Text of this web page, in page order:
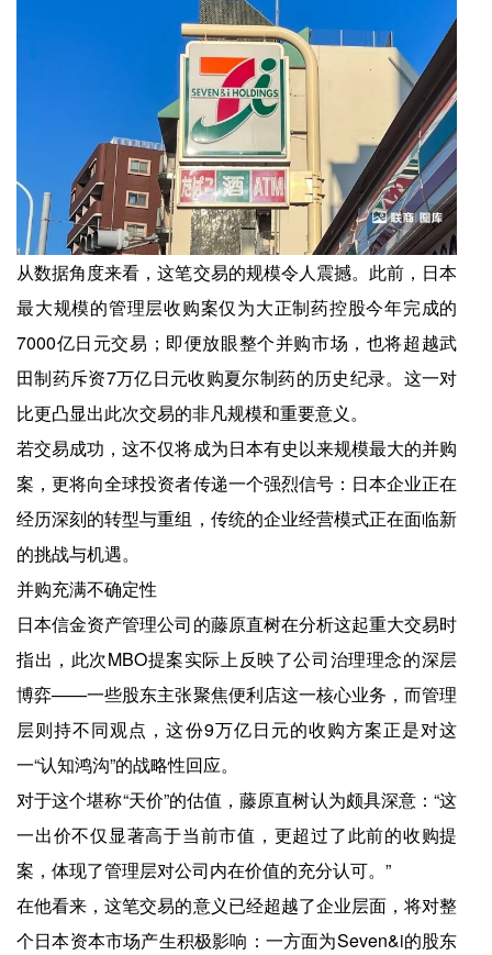
从数据角度来看，这笔交易的规模令人震撼。此前，日本
最大规模的管理层收购案仅为大正制药控股今年完成的
7000亿日元交易；即便放眼整个并购市场，也将超越武
田制药斥资7万亿日元收购夏尔制药的历史纪录。这一对
比更凸显出此次交易的非凡规模和重要意义。
若交易成功，这不仅将成为日本有史以来规模最大的并购
案，更将向全球投资者传递一个强烈信号：日本企业正在
经历深刻的转型与重组，传统的企业经营模式正在面临新
的挑战与机遇。
并购充满不确定性
日本信金资产管理公司的藤原直树在分析这起重大交易时
指出，此次MBO提案实际上反映了公司治理理念的深层
博弈——一些股东主张聚焦便利店这一核心业务，而管理
层则持不同观点，这份9万亿日元的收购方案正是对这
一“认知鸿沟”的战略性回应。
对于这个堪称“天价”的估值，藤原直树认为颇具深意：“这
一出价不仅显著高于当前市值，更超过了此前的收购提
案，体现了管理层对公司内在价值的充分认可。”
在他看来，这笔交易的意义已经超越了企业层面，将对整
个日本资本市场产生积极影响：一方面为Seven&i的股东